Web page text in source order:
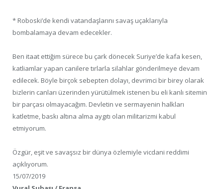
* Roboski’de kendi vatandaşlarını savaş uçaklarıyla
bombalamaya devam edecekler.
Ben itaat ettiğim sürece bu çark dönecek Suriye’de kafa kesen,
katliamlar yapan canilere tırlarla silahlar gönderilmeye devam
edilecek. Böyle birçok sebepten dolayı, devrimci bir birey olarak
bizlerin canları üzerinden yürütülmek istenen bu eli kanlı sitemin
bir parçası olmayacağım. Devletin ve sermayenin halkları
katletme, baskı altına alma aygıtı olan militarizmi kabul
etmiyorum.
Özgür, eşit ve savaşsız bir dünya özlemiyle vicdani reddimi
açıklıyorum.
15/07/2019